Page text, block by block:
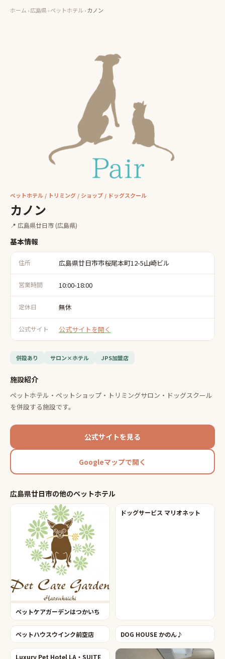
ホーム ›広島県›ペットホテル›カノン
出典：公式サイト
ペットホテル / トリミング / ショップ / ドッグスクール
カノン
📍 広島県廿日市 (広島県)
基本情報
住所 広島県廿日市市桜尾本町12-5山崎ビル
営業時間 10:00-18:00
定休日 無休
公式サイト 公式サイトを開く
併設あり サロン×ホテル JPS加盟店
施設紹介
ペットホテル・ペットショップ・トリミングサロン・ドッグスクール
を併設する施設です。
公式サイトを見る
Googleマップで開く
広島県廿日市の他のペットホテル
ペットケアガーデンはつかいち
ドッグサービス マリオネット
ペットハウスウインク前空店 DOG HOUSE かのん♪
Luxury Pet Hotel LA・SUITE